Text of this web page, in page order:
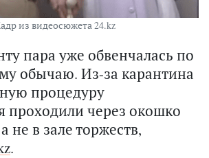
из видеосюжета 24.kz
пара уже обвенчалась по
обычаю. Из-за карантина
процедуру
проходили через окошко
не в зале торжеств,
.